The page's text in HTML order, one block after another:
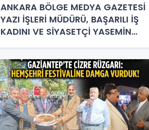
ANKARA BÖLGE MEDYA GAZETESİ
YAZI İŞLERİ MÜDÜRÜ, BAŞARILI İŞ
KADINI VE SİYASETÇİ YASEMİN